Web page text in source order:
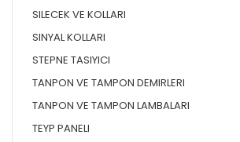
SILECEK VE KOLLARI
SINYAL KOLLARI
STEPNE TASIYICI
TANPON VE TAMPON DEMIRLERI
TANPON VE TAMPON LAMBALARI
TEYP PANELI